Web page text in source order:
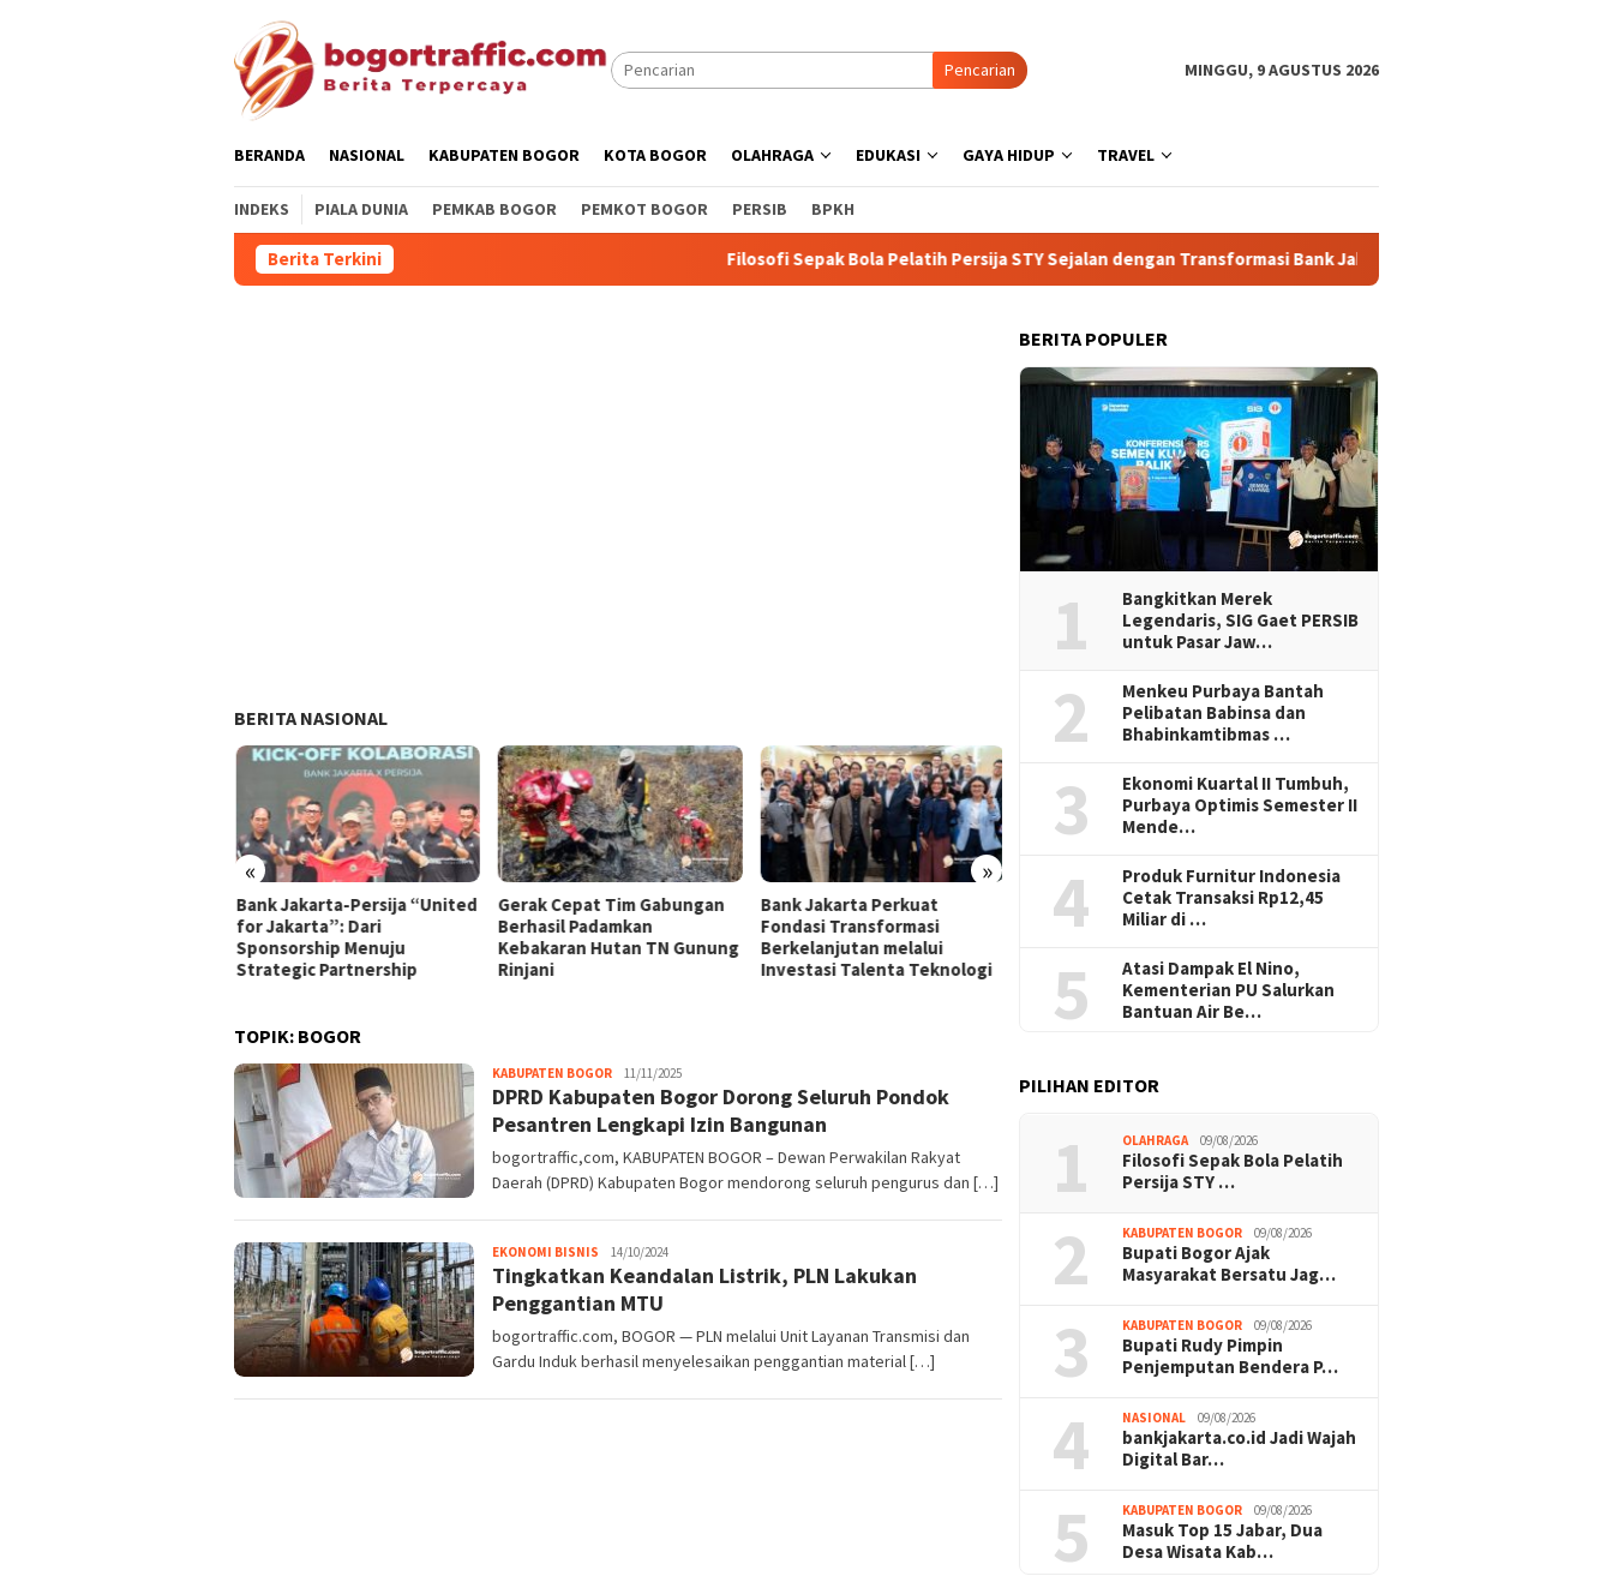
Pencarian MINGGU, 9 AGUSTUS 2026
BERANDA NASIONAL KABUPATEN BOGOR KOTA BOGOR OLAHRAGA EDUKASI GAYA HIDUP TRAVEL
INDEKS PIALA DUNIA PEMKAB BOGOR PEMKOT BOGOR PERSIB BPKH
Berita Terkini Filosofi Sepak Bola Pelatih Persija STY Sejalan dengan Transformasi Bank Jakarta
BERITA NASIONAL
« »
Bank Jakarta-Persija “United
for Jakarta”: Dari
Sponsorship Menuju
Strategic Partnership
Gerak Cepat Tim Gabungan
Berhasil Padamkan
Kebakaran Hutan TN Gunung
Rinjani
Bank Jakarta Perkuat
Fondasi Transformasi
Berkelanjutan melalui
Investasi Talenta Teknologi
Perintah Presiden Prabowo:
Purbaya Serap Aspirasi
Pencemaran Montara
Gaet AFPI, PWI Dorong Pers
TOPIK: BOGOR
KABUPATEN BOGOR Redaksi
Bogor
11/11/2025
DPRD Kabupaten Bogor Dorong Seluruh Pondok
Pesantren Lengkapi Izin Bangunan
bogortraffic,com, KABUPATEN BOGOR – Dewan Perwakilan Rakyat
Daerah (DPRD) Kabupaten Bogor mendorong seluruh pengurus dan […]
EKONOMI BISNIS
Rizki
14/10/2024
Tingkatkan Keandalan Listrik, PLN Lakukan
Penggantian MTU
bogortraffic.com, BOGOR — PLN melalui Unit Layanan Transmisi dan
Gardu Induk berhasil menyelesaikan penggantian material […]
BERITA POPULER
1
Bangkitkan Merek
Legendaris, SIG Gaet PERSIB
untuk Pasar Jaw…
2
Menkeu Purbaya Bantah
Pelibatan Babinsa dan
Bhabinkamtibmas …
3
Ekonomi Kuartal II Tumbuh,
Purbaya Optimis Semester II
Mende…
4
Produk Furnitur Indonesia
Cetak Transaksi Rp12,45
Miliar di …
5
Atasi Dampak El Nino,
Kementerian PU Salurkan
Bantuan Air Be…
PILIHAN EDITOR
1 OLAHRAGA 09/08/2026
Filosofi Sepak Bola Pelatih
Persija STY …
2 KABUPATEN BOGOR 09/08/2026
Bupati Bogor Ajak
Masyarakat Bersatu Jag…
3 KABUPATEN BOGOR 09/08/2026
Bupati Rudy Pimpin
Penjemputan Bendera P…
4 NASIONAL 09/08/2026
bankjakarta.co.id Jadi Wajah
Digital Bar…
5 KABUPATEN BOGOR 09/08/2026
​Masuk Top 15 Jabar, Dua
Desa Wisata Kab…